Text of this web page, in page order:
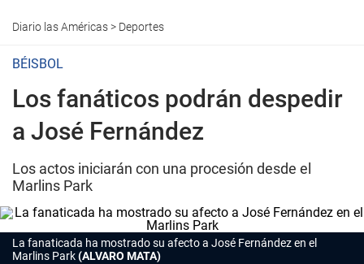
Diario las Américas> Deportes
BÉISBOL
Los fanáticos podrán despedir
a José Fernández
Los actos iniciarán con una procesión desde el
Marlins Park
La fanaticada ha mostrado su afecto a José Fernández en el
Marlins Park(ALVARO MATA)